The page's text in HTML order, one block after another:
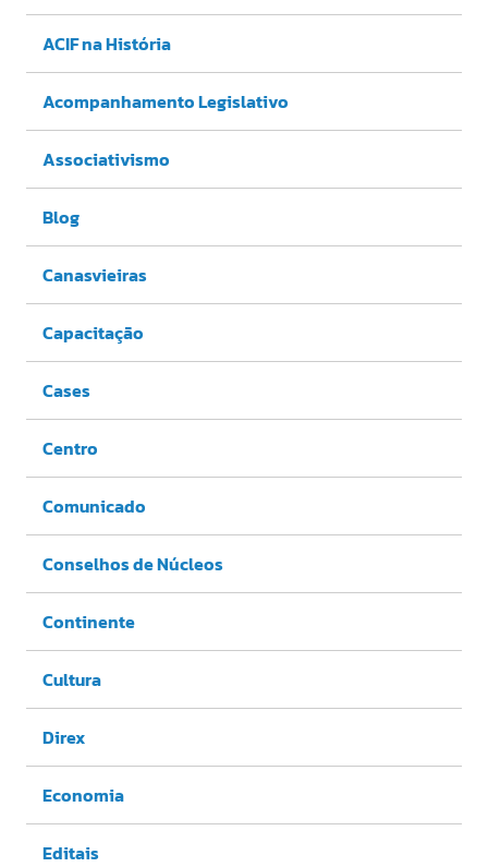
ACIF na História
Acompanhamento Legislativo
Associativismo
Blog
Canasvieiras
Capacitação
Cases
Centro
Comunicado
Conselhos de Núcleos
Continente
Cultura
Direx
Economia
Editais